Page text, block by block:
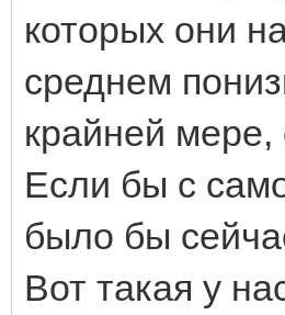
которых они
среднем
крайней мере,
Если бы с
было бы
Вот такая у